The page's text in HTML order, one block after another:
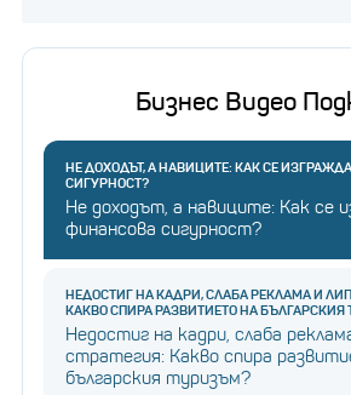
Бизнес Видео
НЕ ДОХОДЪТ, А НАВИЦИТЕ: КАК СЕ
СИГУРНОСТ?
Не доходът, а навиците: Как се
финансова сигурност?
НЕДОСТИГ НА КАДРИ, СЛАБА РЕКЛАМА И
КАКВО СПИРА РАЗВИТИЕТО НА
Недостиг на кадри, слаба
стратегия: Какво спира
българския туризъм?